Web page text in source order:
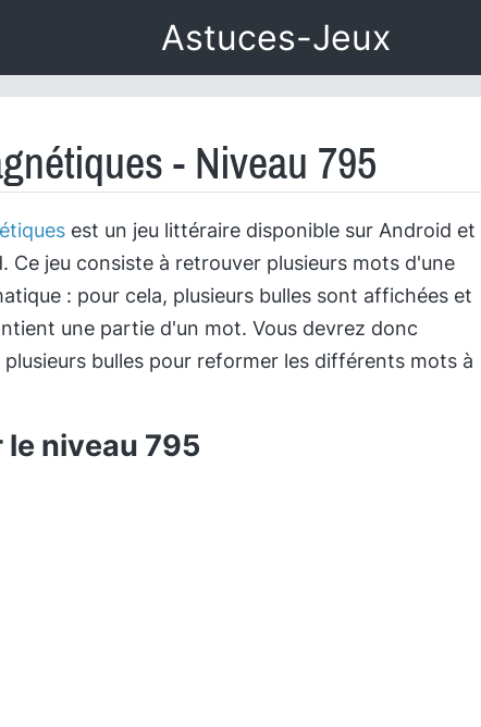
Astuces-Jeux
- Niveau 795
est un jeu littéraire disponible sur Android et
Ce jeu consiste à retrouver plusieurs mots d'une
: pour cela, plusieurs bulles sont affichées et
une partie d'un mot. Vous devrez donc
bulles pour reformer les différents mots à
niveau 795